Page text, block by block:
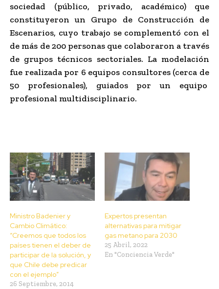
sociedad (público, privado, académico) que
constituyeron un Grupo de Construcción de
Escenarios, cuyo trabajo se complementó con el
de más de 200 personas que colaboraron a través
de grupos técnicos sectoriales. La modelación
fue realizada por 6 equipos consultores (cerca de
50 profesionales), guiados por un equipo
profesional multidisciplinario.
Ministro Badenier y
Cambio Climático:
“Creemos que todos los
países tienen el deber de
participar de la solución, y
que Chile debe predicar
con el ejemplo”
26 Septiembre, 2014
Expertos presentan
alternativas para mitigar
gas metano para 2030
25 Abril, 2022
En "Conciencia Verde"